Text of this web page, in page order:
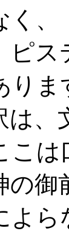
く、
ピ
ま
、
こ
の御
よら